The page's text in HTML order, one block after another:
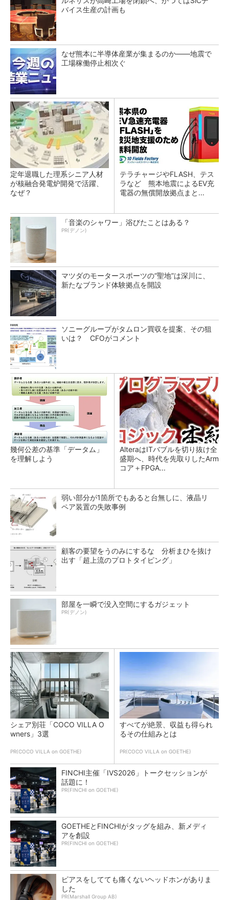
バイス生産の計画も
なぜ熊本に半導体産業が集まるのか――地震で
工場稼働停止相次ぐ
定年退職した理系シニア人材
が核融合発電炉開発で活躍、
なぜ？
テラチャージやFLASH、テス
ラなど 熊本地震によるEV充
電器の無償開放拠点まと...
「音楽のシャワー」浴びたことはある？
PR(デノン)
マツダのモータースポーツの“聖地”は深川に、
新たなブランド体験拠点を開設
ソニーグループがタムロン買収を提案、その狙
いは？ CFOがコメント
幾何公差の基準「データム」
を理解しよう
AlteraはITバブルを切り抜け全
盛期へ、時代を先取りしたArm
コア＋FPGA...
弱い部分が1箇所でもあると台無しに、液晶リ
ペア装置の失敗事例
顧客の要望をうのみにするな 分析まひを抜け
出す「超上流のプロトタイピング」
部屋を一瞬で没入空間にするガジェット
PR(デノン)
シェア別荘「COCO VILLA O
wners」3選
PR(COCO VILLA on GOETHE)
すべてが絶景、収益も得られ
るその仕組みとは
PR(COCO VILLA on GOETHE)
FINCHI主催「IVS2026」トークセッションが
話題に！
PR(FINCHI on GOETHE)
GOETHEとFINCHIがタッグを組み、新メディ
アを創設
PR(FINCHI on GOETHE)
ピアスをしてても痛くないヘッドホンがありま
した
PR(Marshall Group AB)